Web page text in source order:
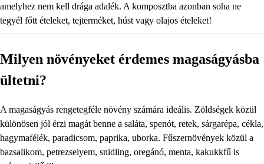
amelyhez nem kell drága adalék. A komposztba azonban soha ne
tegyél főtt ételeket, tejterméket, húst vagy olajos ételeket!
Milyen növényeket érdemes magaságyásba
ültetni?
A magaságyás rengetegféle növény számára ideális. Zöldségek közül
különösen jól érzi magát benne a saláta, spenót, retek, sárgarépa, cékla,
hagymafélék, paradicsom, paprika, uborka. Fűszernövények közül a
bazsalikom, petrezselyem, snidling, oregánó, menta, kakukkfű is